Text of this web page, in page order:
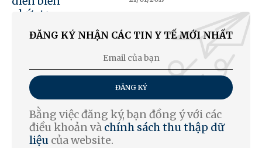
ĐĂNG KÝ NHẬN CÁC TIN Y TẾ MỚI NHẤT
ĐĂNG KÝ
Bằng việc đăng ký, bạn đồng ý với các
điều khoản và chính sách thu thập dữ
liệu của website.